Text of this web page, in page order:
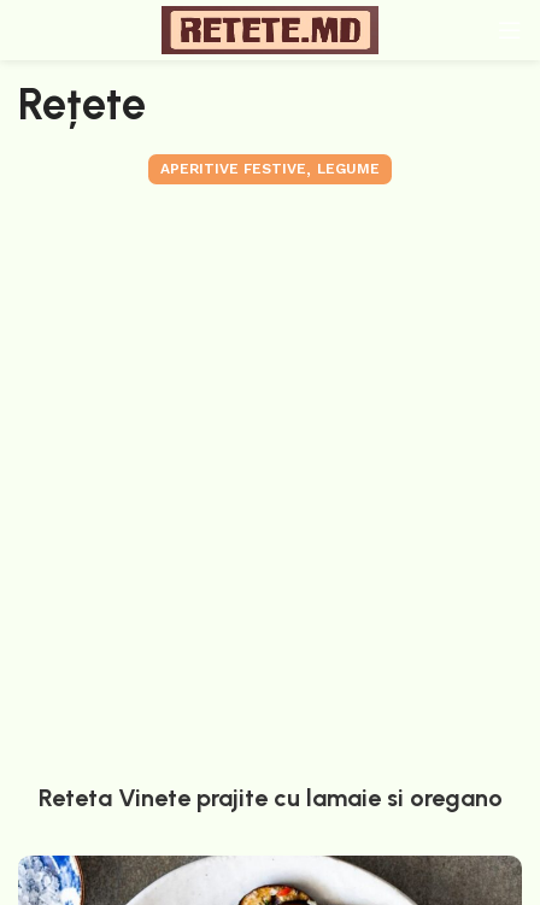
Rețete
APERITIVE FESTIVE, LEGUME
Reteta Vinete prajite cu lamaie si oregano